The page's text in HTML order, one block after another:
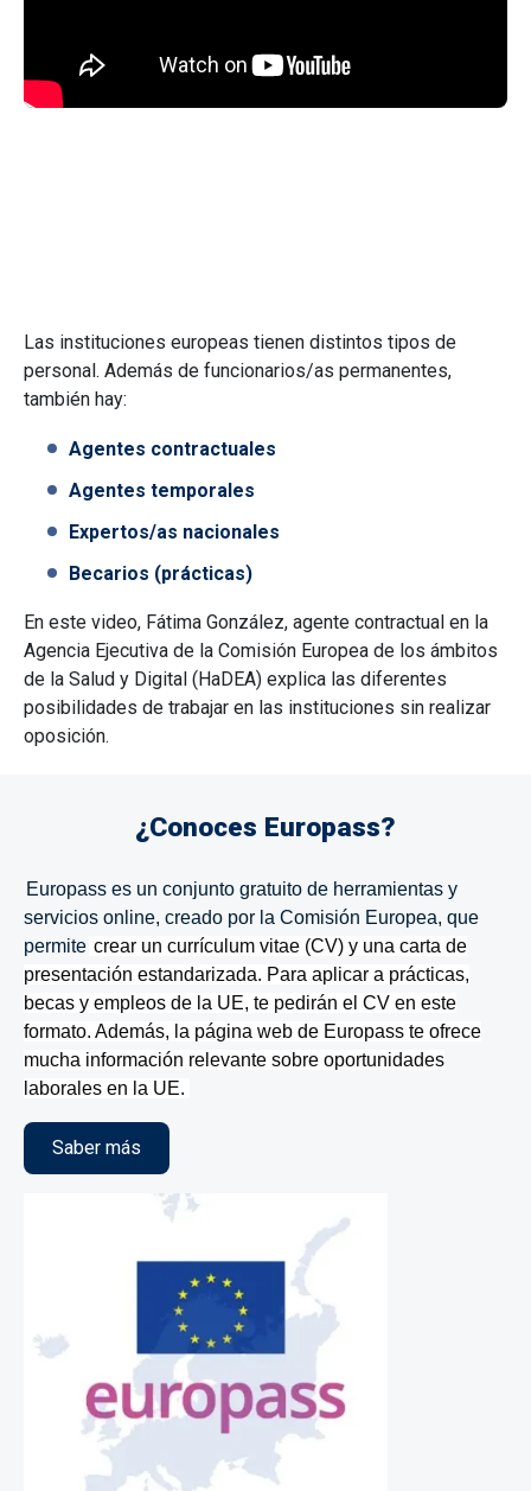
Las instituciones europeas tienen distintos tipos de
personal. Además de funcionarios/as permanentes,
también hay:
Agentes contractuales
Agentes temporales
Expertos/as nacionales
Becarios (prácticas)
En este video, Fátima González, agente contractual en la
Agencia Ejecutiva de la Comisión Europea de los ámbitos
de la Salud y Digital (HaDEA) explica las diferentes
posibilidades de trabajar en las instituciones sin realizar
oposición.
¿Conoces Europass?
Europass es un conjunto gratuito de herramientas y
servicios online, creado por la Comisión Europea, que
permite crear un currículum vitae (CV) y una carta de
presentación estandarizada. Para aplicar a prácticas,
becas y empleos de la UE, te pedirán el CV en este
formato. Además, la página web de Europass te ofrece
mucha información relevante sobre oportunidades
laborales en la UE.
Saber más